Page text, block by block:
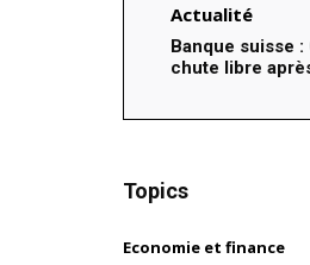
Actualité
Banque suisse
chute libre
Topics
Economie et finance